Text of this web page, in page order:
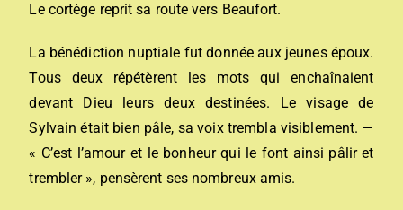
Le cortège reprit sa route vers Beaufort.
La bénédiction nuptiale fut donnée aux jeunes époux.
Tous deux répétèrent les mots qui enchaînaient
devant Dieu leurs deux destinées. Le visage de
Sylvain était bien pâle, sa voix trembla visiblement. —
« C’est l’amour et le bonheur qui le font ainsi pâlir et
trembler », pensèrent ses nombreux amis.